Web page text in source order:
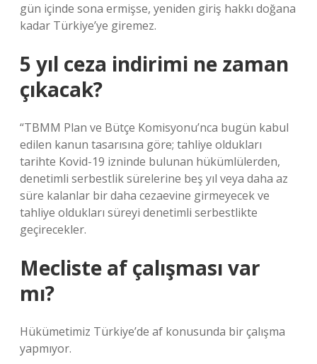
gün içinde sona ermişse, yeniden giriş hakkı doğana
kadar Türkiye’ye giremez.
5 yıl ceza indirimi ne zaman
çıkacak?
“TBMM Plan ve Bütçe Komisyonu’nca bugün kabul
edilen kanun tasarısına göre; tahliye oldukları
tarihte Kovid-19 izninde bulunan hükümlülerden,
denetimli serbestlik sürelerine beş yıl veya daha az
süre kalanlar bir daha cezaevine girmeyecek ve
tahliye oldukları süreyi denetimli serbestlikte
geçirecekler.
Mecliste af çalışması var
mı?
Hükümetimiz Türkiye’de af konusunda bir çalışma
yapmıyor.